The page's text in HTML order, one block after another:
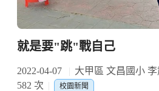
就是要"跳"戰自己
2022-04-07 大甲區 文昌國小
582 次
校園新聞